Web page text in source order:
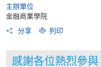
主辦單位
金融商業學院
分享
列印
感謝各位熱烈參與